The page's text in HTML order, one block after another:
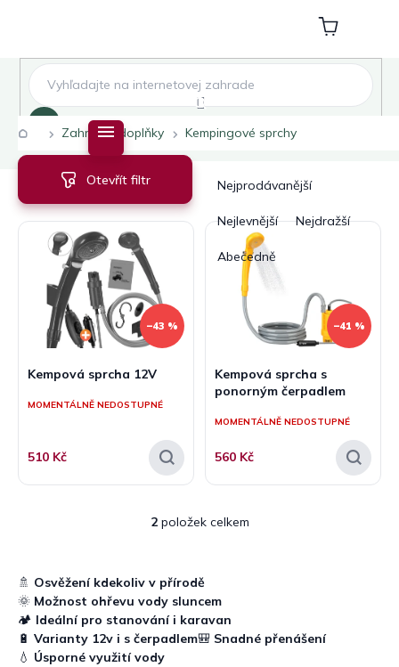
Nákupní
košík
DomůZahradní doplňky Kempingové sprchy
a
e
k
ů
Nejprodávanější
Nejlevnější Nejdražší
Abecedně
Otevřít filtr
V
p
i
–43 %
Kempová sprcha 12V
MOMENTÁLNĚ NEDOSTUPNÉ
510 Kč
–41 %
Kempová sprcha s
ponorným čerpadlem
MOMENTÁLNĚ NEDOSTUPNÉ
560 Kč
O
á
d
a
c
í
2položek celkem
🚿 Osvěžení kdekoliv v přírodě
🌞 Možnost ohřevu vody sluncem
🏕️ Ideální pro stanování i karavan
🔋 Varianty 12v i s čerpadlem🎒 Snadné přenášení
💧 Úsporné využití vody